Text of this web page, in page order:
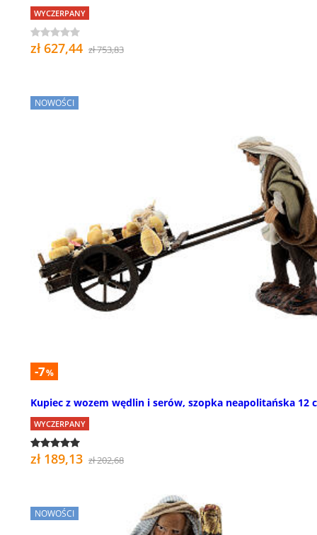
WYCZERPANY
zł 627,44 zł 753,83
NOWOŚCI
-7%
Kupiec z wozem wędlin i serów, szopka neapolitańska 12
WYCZERPANY
zł 189,13 zł 202,68
NOWOŚCI